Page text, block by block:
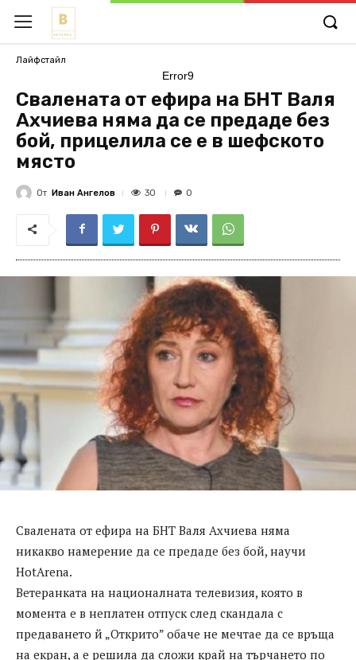
Лайфстайл
Error9
Свалената от ефира на БНТ Валя
Ахчиева няма да се предаде без
бой, прицелила се е в шефското
място
От Иван Ангелов 30 0
Свалената от ефира на БНТ Валя Ахчиева няма
никакво намерение да се предаде без бой, научи
HotArena.
Ветеранката на националната телевизия, която в
момента е в неплатен отпуск след скандала с
предаването й „Открито” обаче не мечтае да се връща
на екран, а е решила да сложи край на търчането по